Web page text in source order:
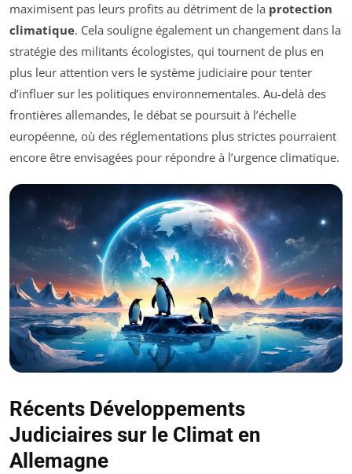
maximisent pas leurs profits au détriment de la protection
climatique. Cela souligne également un changement dans la
stratégie des militants écologistes, qui tournent de plus en
plus leur attention vers le système judiciaire pour tenter
d’influer sur les politiques environnementales. Au-delà des
frontières allemandes, le débat se poursuit à l’échelle
européenne, où des réglementations plus strictes pourraient
encore être envisagées pour répondre à l’urgence climatique.
Récents Développements
Judiciaires sur le Climat en
Allemagne